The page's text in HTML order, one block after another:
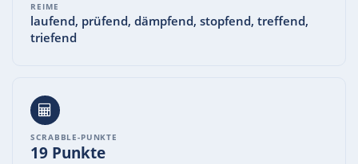
REIME
laufend, prüfend, dämpfend, stopfend, treffend,
triefend
SCRABBLE-PUNKTE
19 Punkte